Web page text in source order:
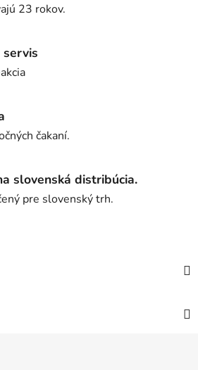
23 rokov.
servis
čakaní.
slovenská distribúcia.
pre slovenský trh.